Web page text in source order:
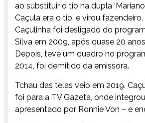
ao substituir o tio na dupla ‘Mariano
Caçula era o tio, e virou fazendeiro.
Caçulinha foi desligado do
Silva em 2009, após quase 20
Depois, teve um quadro no
2014, foi demitido da emissora.
Tchau das telas veio em 2019.
foi para a TV Gazeta, onde integrou
apresentado por Ronnie Von – e